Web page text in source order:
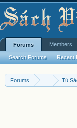
Forums Tủ
Forums
Search Forums Recent
Members